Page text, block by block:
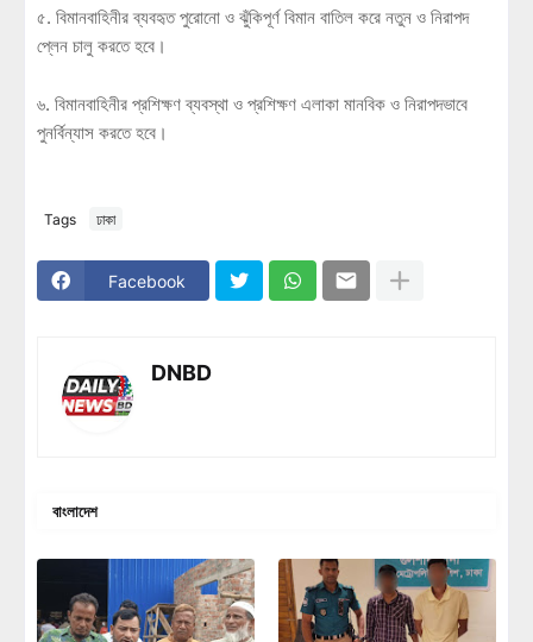
৫. বিমানবাহিনীর ব্যবহৃত পুরোনো ও ঝুঁকিপূর্ণ বিমান বাতিল করে নতুন ও নিরাপদ
প্লেন চালু করতে হবে।
৬. বিমানবাহিনীর প্রশিক্ষণ ব্যবস্থা ও প্রশিক্ষণ এলাকা মানবিক ও নিরাপদভাবে
পুনর্বিন্যাস করতে হবে।
Tags ঢাকা
Facebook
DNBD
বাংলাদেশ